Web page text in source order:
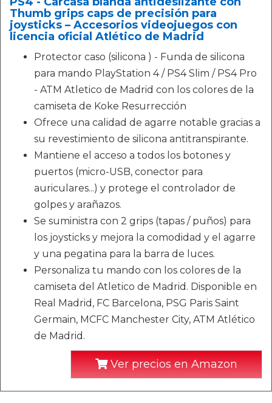
Thumb grips caps de precisión para
joysticks – Accesorios videojuegos con
licencia oficial Atlético de Madrid
Protector caso (silicona ) - Funda de silicona
para mando PlayStation 4 / PS4 Slim / PS4 Pro
- ATM Atletico de Madrid con los colores de la
camiseta de Koke Resurrección
Ofrece una calidad de agarre notable gracias a
su revestimiento de silicona antitranspirante.
Mantiene el acceso a todos los botones y
puertos (micro-USB, conector para
auriculares...) y protege el controlador de
golpes y arañazos.
Se suministra con 2 grips (tapas / puños) para
los joysticks y mejora la comodidad y el agarre
y una pegatina para la barra de luces.
Personaliza tu mando con los colores de la
camiseta del Atletico de Madrid. Disponible en
Real Madrid, FC Barcelona, PSG Paris Saint
Germain, MCFC Manchester City, ATM Atlético
de Madrid.
Ver precios en Amazon